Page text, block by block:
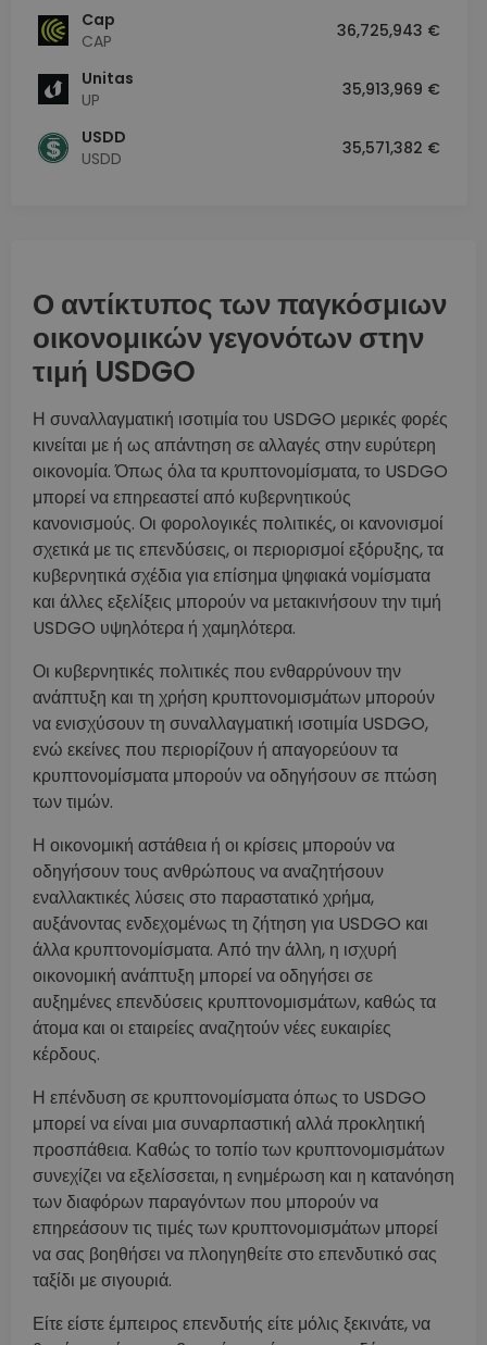
Cap
CAP
36,725,943 €
Unitas
UP
35,913,969 €
USDD
USDD
35,571,382 €
Ο αντίκτυπος των παγκόσμιων
οικονομικών γεγονότων στην
τιμή USDGO
Η συναλλαγματική ισοτιμία του USDGO μερικές φορές
κινείται με ή ως απάντηση σε αλλαγές στην ευρύτερη
οικονομία. Όπως όλα τα κρυπτονομίσματα, το USDGO
μπορεί να επηρεαστεί από κυβερνητικούς
κανονισμούς. Οι φορολογικές πολιτικές, οι κανονισμοί
σχετικά με τις επενδύσεις, οι περιορισμοί εξόρυξης, τα
κυβερνητικά σχέδια για επίσημα ψηφιακά νομίσματα
και άλλες εξελίξεις μπορούν να μετακινήσουν την τιμή
USDGO υψηλότερα ή χαμηλότερα.
Οι κυβερνητικές πολιτικές που ενθαρρύνουν την
ανάπτυξη και τη χρήση κρυπτονομισμάτων μπορούν
να ενισχύσουν τη συναλλαγματική ισοτιμία USDGO,
ενώ εκείνες που περιορίζουν ή απαγορεύουν τα
κρυπτονομίσματα μπορούν να οδηγήσουν σε πτώση
των τιμών.
Η οικονομική αστάθεια ή οι κρίσεις μπορούν να
οδηγήσουν τους ανθρώπους να αναζητήσουν
εναλλακτικές λύσεις στο παραστατικό χρήμα,
αυξάνοντας ενδεχομένως τη ζήτηση για USDGO και
άλλα κρυπτονομίσματα. Από την άλλη, η ισχυρή
οικονομική ανάπτυξη μπορεί να οδηγήσει σε
αυξημένες επενδύσεις κρυπτονομισμάτων, καθώς τα
άτομα και οι εταιρείες αναζητούν νέες ευκαιρίες
κέρδους.
Η επένδυση σε κρυπτονομίσματα όπως το USDGO
μπορεί να είναι μια συναρπαστική αλλά προκλητική
προσπάθεια. Καθώς το τοπίο των κρυπτονομισμάτων
συνεχίζει να εξελίσσεται, η ενημέρωση και η κατανόηση
των διαφόρων παραγόντων που μπορούν να
επηρεάσουν τις τιμές των κρυπτονομισμάτων μπορεί
να σας βοηθήσει να πλοηγηθείτε στο επενδυτικό σας
ταξίδι με σιγουριά.
Είτε είστε έμπειρος επενδυτής είτε μόλις ξεκινάτε, να